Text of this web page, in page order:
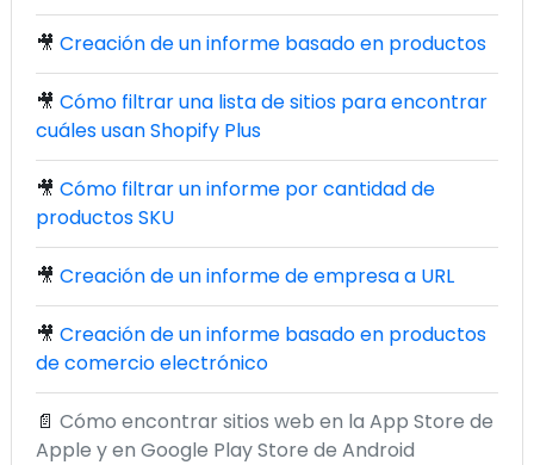
🎥 Creación de un informe basado en productos
🎥 Cómo filtrar una lista de sitios para encontrar
cuáles usan Shopify Plus
🎥 Cómo filtrar un informe por cantidad de
productos SKU
🎥 Creación de un informe de empresa a URL
🎥 Creación de un informe basado en productos
de comercio electrónico
📄 Cómo encontrar sitios web en la App Store de
Apple y en Google Play Store de Android